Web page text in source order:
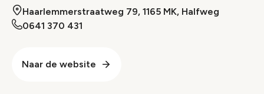
Haarlemmerstraatweg 79, 1165 MK, Halfweg
0641 370 431
Naar de website